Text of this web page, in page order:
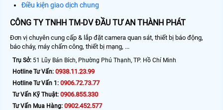
Điều kiện giao dịch chung
CÔNG TY TNHH TM-DV ĐẦU TƯ AN THÀNH PHÁT
Đơn vị chuyên cung cấp & lắp đặt camera quan sát, thiết bị báo động,
báo cháy, máy chấm công, thiết bị mạng, ...
Trụ Sở: 51 Lũy Bán Bích, Phường Phú Thạnh, TP. Hồ Chí Minh
Hotline Tư Vấn: 0938.11.23.99
Hotline Tư Vấn 1: 0906.72.73.77
Tư Vấn Kỹ Thuật: 0906.855.330
Tư Vấn Mua Hàng: 0902.452.577